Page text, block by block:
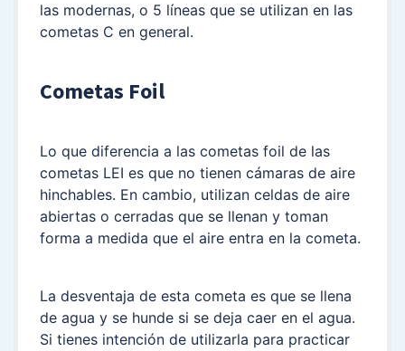
las modernas, o 5 líneas que se utilizan en las
cometas C en general.
Cometas Foil
Lo que diferencia a las cometas foil de las
cometas LEI es que no tienen cámaras de aire
hinchables. En cambio, utilizan celdas de aire
abiertas o cerradas que se llenan y toman
forma a medida que el aire entra en la cometa.
La desventaja de esta cometa es que se llena
de agua y se hunde si se deja caer en el agua.
Si tienes intención de utilizarla para practicar